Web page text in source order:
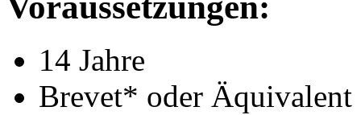
14 Jahre
Brevet* oder Äquivalent